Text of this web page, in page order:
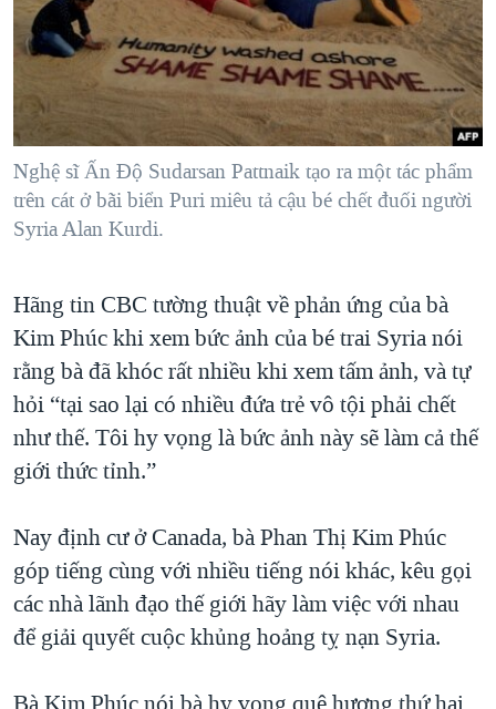
Nghệ sĩ Ấn Độ Sudarsan Pattnaik tạo ra một tác phẩm
trên cát ở bãi biển Puri miêu tả cậu bé chết đuối người
Syria Alan Kurdi.
Hãng tin CBC tường thuật về phản ứng của bà
Kim Phúc khi xem bức ảnh của bé trai Syria nói
rằng bà đã khóc rất nhiều khi xem tấm ảnh, và tự
hỏi “tại sao lại có nhiều đứa trẻ vô tội phải chết
như thế. Tôi hy vọng là bức ảnh này sẽ làm cả thế
giới thức tỉnh.”
Nay định cư ở Canada, bà Phan Thị Kim Phúc
góp tiếng cùng với nhiều tiếng nói khác, kêu gọi
các nhà lãnh đạo thế giới hãy làm việc với nhau
để giải quyết cuộc khủng hoảng tỵ nạn Syria.